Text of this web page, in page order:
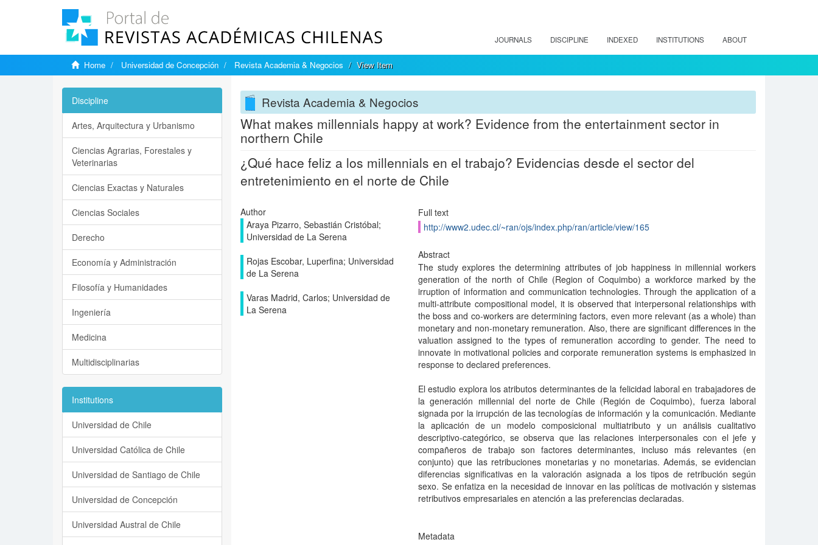
JOURNALS DISCIPLINE INDEXED INSTITUTIONS ABOUT
Home Universidad de Concepción Revista Academia & Negocios View Item
Revista Academia & Negocios
What makes millennials happy at work? Evidence from the entertainment sector in
northern Chile
¿Qué hace feliz a los millennials en el trabajo? Evidencias desde el sector del
entretenimiento en el norte de Chile
Author
Araya Pizarro, Sebastián Cristóbal;
Universidad de La Serena
Rojas Escobar, Luperfina; Universidad
de La Serena
Varas Madrid, Carlos; Universidad de
La Serena
Full text
http://www2.udec.cl/~ran/ojs/index.php/ran/article/view/165
Abstract
The study explores the determining attributes of job happiness in millennial workers
generation of the north of Chile (Region of Coquimbo) a workforce marked by the
irruption of information and communication technologies. Through the application of a
multi-attribute compositional model, it is observed that interpersonal relationships with
the boss and co-workers are determining factors, even more relevant (as a whole) than
monetary and non-monetary remuneration. Also, there are significant differences in the
valuation assigned to the types of remuneration according to gender. The need to
innovate in motivational policies and corporate remuneration systems is emphasized in
response to declared preferences.
El estudio explora los atributos determinantes de la felicidad laboral en trabajadores de
la generación millennial del norte de Chile (Región de Coquimbo), fuerza laboral
signada por la irrupción de las tecnologías de información y la comunicación. Mediante
la aplicación de un modelo composicional multiatributo y un análisis cualitativo
descriptivo-categórico, se observa que las relaciones interpersonales con el jefe y
compañeros de trabajo son factores determinantes, incluso más relevantes (en
conjunto) que las retribuciones monetarias y no monetarias. Además, se evidencian
diferencias significativas en la valoración asignada a los tipos de retribución según
sexo. Se enfatiza en la necesidad de innovar en las políticas de motivación y sistemas
retributivos empresariales en atención a las preferencias declaradas.
Metadata
Discipline
Artes, Arquitectura y Urbanismo
Ciencias Agrarias, Forestales y
Veterinarias
Ciencias Exactas y Naturales
Ciencias Sociales
Derecho
Economía y Administración
Filosofía y Humanidades
Ingeniería
Medicina
Multidisciplinarias
Institutions
Universidad de Chile
Universidad Católica de Chile
Universidad de Santiago de Chile
Universidad de Concepción
Universidad Austral de Chile